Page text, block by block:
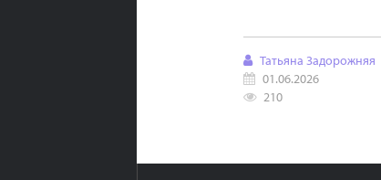
Татьяна Задорожняя
01.06.2026
210